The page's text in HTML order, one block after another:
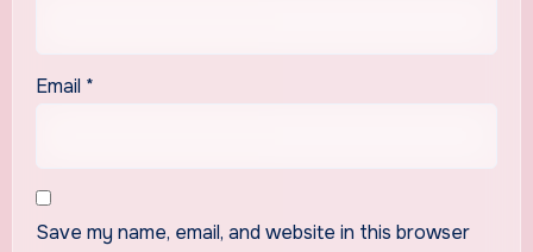
Email *
Save my name, email, and website in this browser